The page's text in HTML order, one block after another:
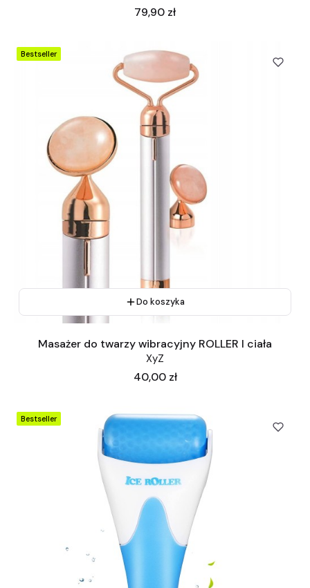
Cena
79,90 zł
Bestseller
Do koszyka
Masażer do twarzy wibracyjny ROLLER I ciała
XyZ
Cena
40,00 zł
Bestseller